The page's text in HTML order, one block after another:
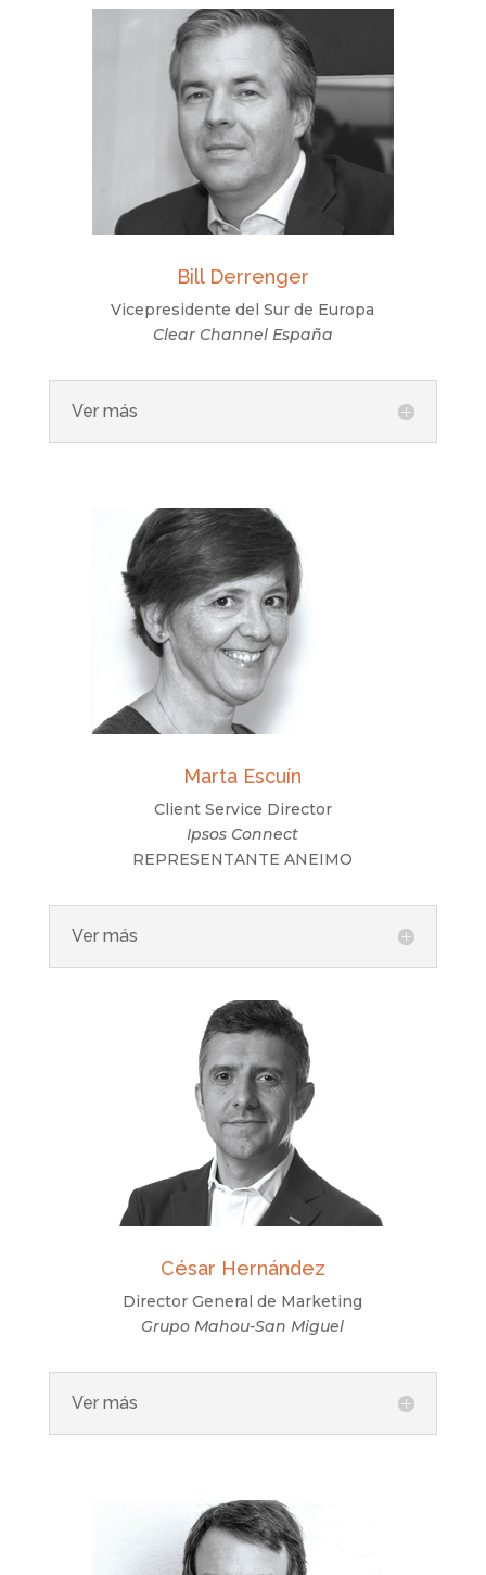
Bill Derrenger
Vicepresidente del Sur de Europa
Clear Channel España
Ver más
Marta Escuín
Client Service Director
Ipsos Connect
REPRESENTANTE ANEIMO
Ver más
César Hernández
Director General de Marketing
Grupo Mahou-San Miguel
Ver más